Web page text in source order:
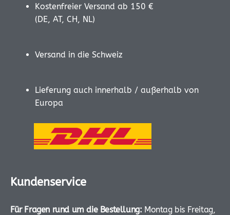
Kostenfreier Versand ab 150 €
(DE, AT, CH, NL)
Versand in die Schweiz
Lieferung auch innerhalb / außerhalb von
Europa
Kundenservice
Für Fragen rund um die Bestellung: Montag bis Freitag,